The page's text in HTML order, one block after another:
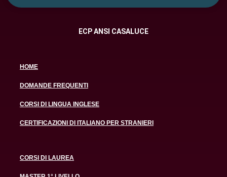
ECP ANSI CASALUCE
HOME
DOMANDE FREQUENTI
CORSI DI LINGUA INGLESE
CERTIFICAZIONI DI ITALIANO PER STRANIERI
CORSI DI LAUREA